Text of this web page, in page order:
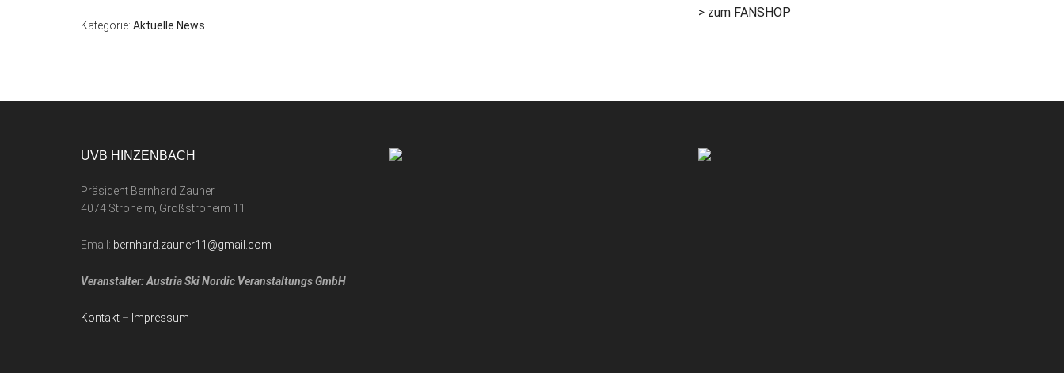
Kategorie: Aktuelle News
> zum FANSHOP
UVB HINZENBACH
Präsident Bernhard Zauner
4074 Stroheim, Großstroheim 11
Email: bernhard.zauner11@gmail.com
Veranstalter: Austria Ski Nordic Veranstaltungs GmbH
Kontakt – Impressum